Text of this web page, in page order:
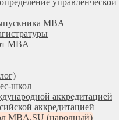
MBA
MBA
школ
аккредитацией
аккредитацией
MBA.SU (народный)